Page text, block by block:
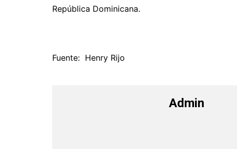
República Dominicana.
Fuente: Henry Rijo
Admin